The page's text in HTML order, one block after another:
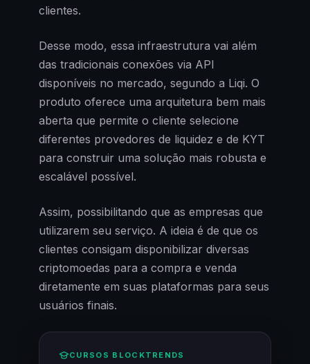
clientes.
Desse modo, essa infraestrutura vai além
das tradicionais conexões via API
disponíveis no mercado, segundo a Liqi. O
produto oferece uma arquitetura bem mais
aberta que permite o cliente selecione
diferentes provedores de liquidez e de KYT
para construir uma solução mais robusta e
escalável possível.
Assim, possibilitando que as empresas que
utilizarem seu serviço. A ideia é de que os
clientes consigam disponibilizar diversas
criptomoedas para a compra e venda
diretamente em suas plataformas para seus
usuários finais.
CURSOS BLOCKTRENDS